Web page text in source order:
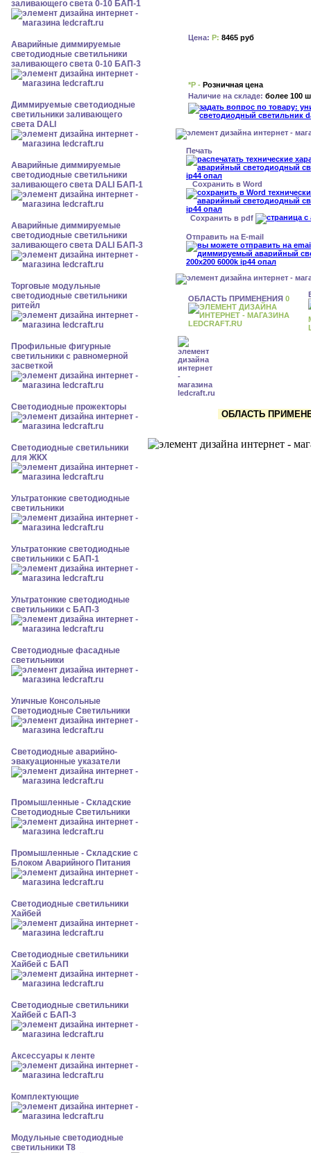
заливающего света 0-10 БАП-1
Аварийные диммируемые
светодиодные светильники
заливающего света 0-10 БАП-3
Диммируемые светодиодные
светильники заливающего
света DALI
Аварийные диммируемые
светодиодные светильники
заливающего света DALI БАП-1
Аварийные диммируемые
светодиодные светильники
заливающего света DALI БАП-3
Торговые модульные
светодиодные светильники
ритейл
Профильные фигурные
светильники с равномерной
засветкой
Светодиодные прожекторы
Светодиодные светильники
для ЖКХ
Ультратонкие светодиодные
светильники
Ультратонкие светодиодные
светильники с БАП-1
Ультратонкие светодиодные
светильники с БАП-3
Светодиодные фасадные
светильники
Уличные Консольные
Светодиодные Светильники
Светодиодные аварийно-
эвакуационные указатели
Промышленные - Складские
Светодиодные Светильники
Промышленные - Складские с
Блоком Аварийного Питания
Светодиодные светильники
Хайбей
Светодиодные светильники
Хайбей с БАП
Светодиодные светильники
Хайбей с БАП-3
Аксессуары к ленте
Комплектующие
Модульные светодиодные
светильники Т8
Цена: Р: 8465 руб
*Р - Розничная цена
Наличие на складе: более 100
Печать
Сохранить в Word
Сохранить в pdf
Отправить на E-mail
ОБЛАСТЬ ПРИМЕНЕНИЯ 0
ОБЛАСТЬ